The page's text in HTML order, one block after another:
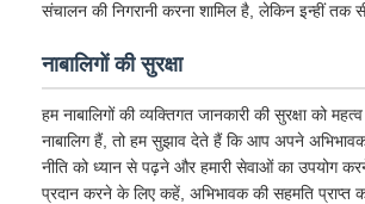
संचालन की निगरानी करना शामिल है, लेकिन इन्हीं तक
नाबालिगों की सुरक्षा
हम नाबालिगों की व्यक्तिगत जानकारी की सुरक्षा को
नाबालिग हैं, तो हम सुझाव देते हैं कि आप अपने
नीति को ध्यान से पढ़ने और हमारी सेवाओं का उपयोग
प्रदान करने के लिए कहें, अभिभावक की सहमति प्राप्त